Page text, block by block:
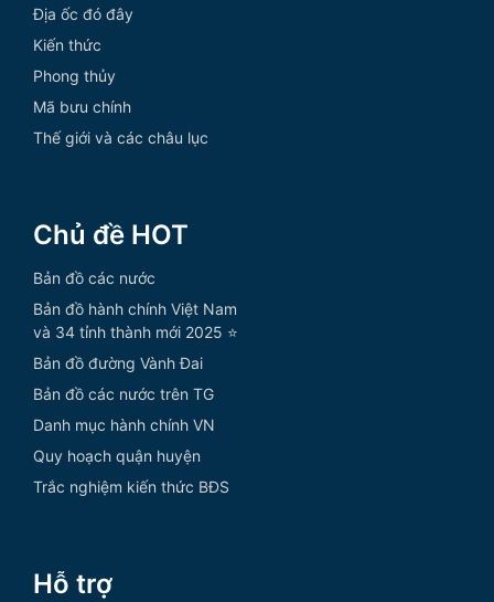
Địa ốc đó đây
Kiến thức
Phong thủy
Mã bưu chính
Thế giới và các châu lục
Chủ đề HOT
Bản đồ các nước
Bản đồ hành chính Việt Nam
và 34 tỉnh thành mới 2025 ⭐
Bản đồ đường Vành Đai
Bản đồ các nước trên TG
Danh mục hành chính VN
Quy hoạch quận huyện
Trắc nghiệm kiến thức BĐS
Hỗ trợ